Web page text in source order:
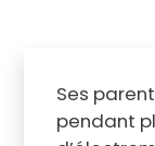
Ses
pendant